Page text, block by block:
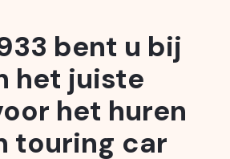
bent u bij
het juiste
het huren
touring car